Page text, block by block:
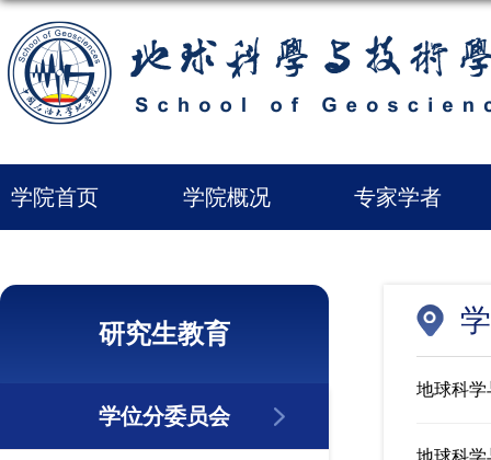
学院首页 学院概况 专家学者
研究生教育
学位分委员会
地球科学
地球科学